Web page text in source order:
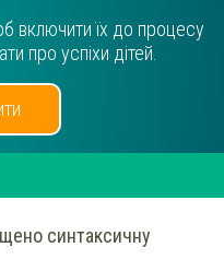
включити їх до процесу
про успіхи дітей.
синтаксичну